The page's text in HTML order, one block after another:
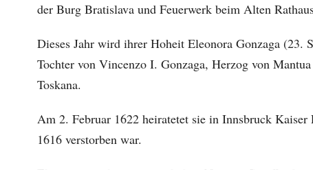
der Burg Bratislava und Feuerwerk beim Alten
Dieses Jahr wird ihrer Hoheit Eleonora Gonzaga
Tochter von Vincenzo I. Gonzaga, Herzog von
Toskana.
Am 2. Februar 1622 heiratetet sie in Innsbruck
1616 verstorben war.